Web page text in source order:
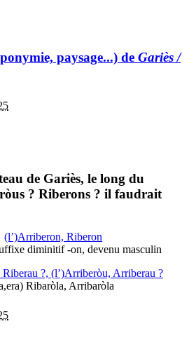
paysage...) de Gariès /
de Gariès, le long du
? Riberons ? il faudrait
(l’)Arriberon, Riberon
diminitif -on, devenu masculin
?, (l’)Arriberòu, Arriberau ?
Ribaròla, Arribaròla